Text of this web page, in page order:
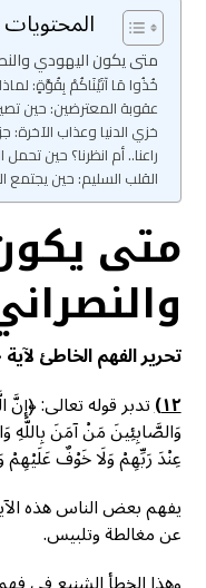
المحتويات
متى يكون اليهودي
خُذُوا مَا آتَيْنَاكُمْ بِقُوَّةٍ:
عقوبة المعترضين: حين
خزي الدنيا وعذاب الآخرة:
راعنا.. أم انظرنا؟ حين
القلب السليم: حين يجتمع
متى
تحرير الفهم الخاطئ
١٢)تدبر قوله تعالى: ﴿إِنَّ
وَالصَّابِئِينَ مَنْ آمَنَ بِاللَّهِ
عِنْدَ رَبِّهِمْ وَلَا خَوْفٌ عَلَيْهِمْ
يفهم بعض الناس هذه
عن مغالطة وتلبيس.